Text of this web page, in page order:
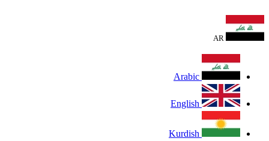
AR
Arabic
English
Kurdish